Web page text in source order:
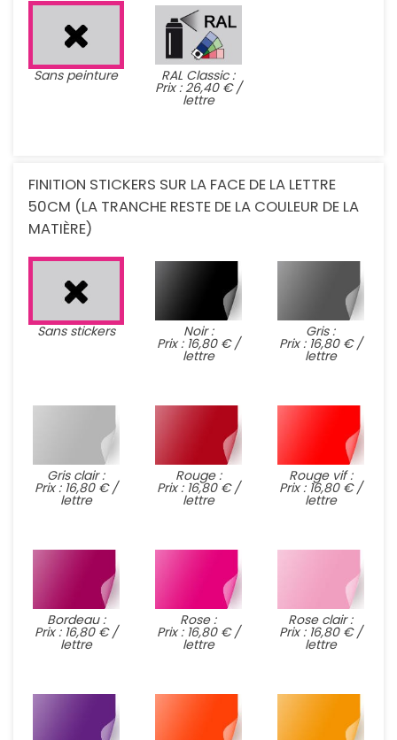
Sans peinture RAL Classic :
Prix : 26,40 € /
lettre
FINITION STICKERS SUR LA FACE DE LA LETTRE
50CM (LA TRANCHE RESTE DE LA COULEUR DE LA
MATIÈRE)
Sans stickers Noir :
Prix : 16,80 € /
lettre
Gris :
Prix : 16,80 € /
lettre
Gris clair :
Prix : 16,80 € /
lettre
Rouge :
Prix : 16,80 € /
lettre
Rouge vif :
Prix : 16,80 € /
lettre
Bordeau :
Prix : 16,80 € /
lettre
Rose :
Prix : 16,80 € /
lettre
Rose clair :
Prix : 16,80 € /
lettre